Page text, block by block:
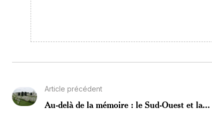
Article précédent
Au-delà de la mémoire : le Sud-Ouest et la...